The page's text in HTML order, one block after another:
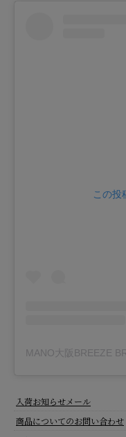
この
入荷お知らせメール
商品についてのお問い合わせ